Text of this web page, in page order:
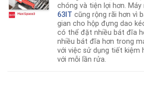
chóng và tiện lợi hơn. Máy
63ITcũng rộng rãi hơn vì
gian cho hộp đựng dao
có thể đặt nhiều bát đĩa
nhiều bát đĩa hơn trong
với việc sử dụng tiết kiệm
với mỗi lần rửa.